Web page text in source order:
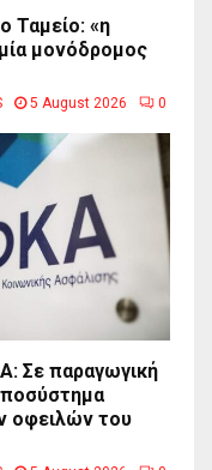
Ταμείο: «η
μονόδρομος
5 August 2026 0
Σε παραγωγική
οφειλών του